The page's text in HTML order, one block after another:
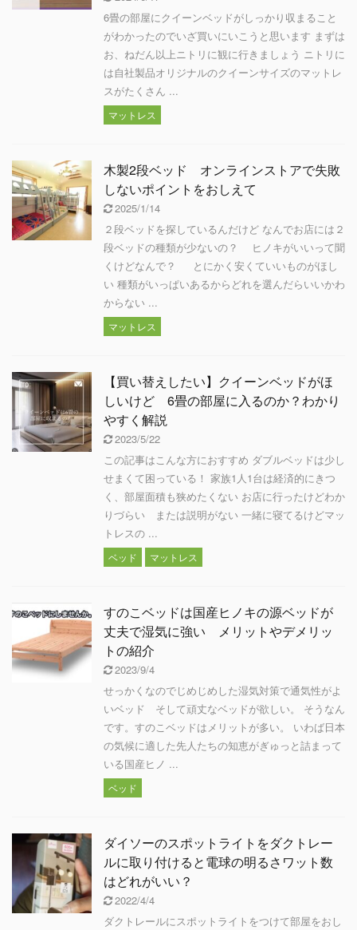
6畳の部屋にクイーンベッドがしっかり収まること
がわかったのでいざ買いにいこうと思います まずは
お、ねだん以上ニトリに観に行きましょう ニトリに
は自社製品オリジナルのクイーンサイズのマットレ
スがたくさん ...
マットレス
木製2段ベッド オンラインストアで失敗
しないポイントをおしえて
2025/1/14
２段ベッドを探しているんだけど なんでお店には２
段ベッドの種類が少ないの？ ヒノキがいいって聞
くけどなんで？ とにかく安くていいものがほし
い 種類がいっぱいあるからどれを選んだらいいかわ
からない ...
マットレス
【買い替えしたい】クイーンベッドがほ
しいけど 6畳の部屋に入るのか？わかり
やすく解説
2023/5/22
この記事はこんな方におすすめ ダブルベッドは少し
せまくて困っている！ 家族1人1台は経済的にきつ
く、部屋面積も狭めたくない お店に行ったけどわか
りづらい または説明がない 一緒に寝てるけどマッ
トレスの ...
ベッド マットレス
すのこベッドは国産ヒノキの源ベッドが
丈夫で湿気に強い メリットやデメリッ
トの紹介
2023/9/4
せっかくなのでじめじめした湿気対策で通気性がよ
いベッド そして頑丈なベッドが欲しい。 そうなん
です。すのこベッドはメリットが多い。 いわば日本
の気候に適した先人たちの知恵がぎゅっと詰まって
いる国産ヒノ ...
ベッド
ダイソーのスポットライトをダクトレー
ルに取り付けると電球の明るさワット数
はどれがいい？
2022/4/4
ダクトレールにスポットライトをつけて部屋をおし